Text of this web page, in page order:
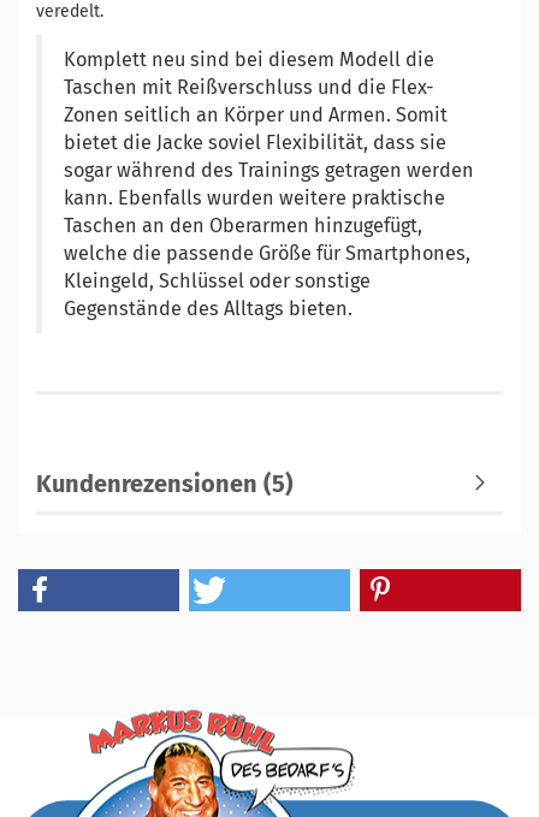
veredelt.
Komplett neu sind bei diesem Modell die
Taschen mit Reißverschluss und die Flex-
Zonen seitlich an Körper und Armen. Somit
bietet die Jacke soviel Flexibilität, dass sie
sogar während des Trainings getragen werden
kann. Ebenfalls wurden weitere praktische
Taschen an den Oberarmen hinzugefügt,
welche die passende Größe für Smartphones,
Kleingeld, Schlüssel oder sonstige
Gegenstände des Alltags bieten.
Kundenrezensionen (5)